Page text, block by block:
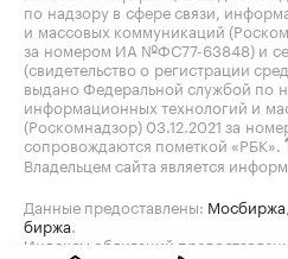
по надзору в сфере связи,
и массовых коммуникаций
за номером ИА №ФС77-63848) и
(свидетельство о регистрации
выдано Федеральной службой по
информационных технологий и
(Роскомнадзор) 03.12.2021 за
сопровождаются пометкой «РБК».
Владельцем сайта является
Данные предоставлены: Мосбиржа,
биржа.
Индексы облигаций